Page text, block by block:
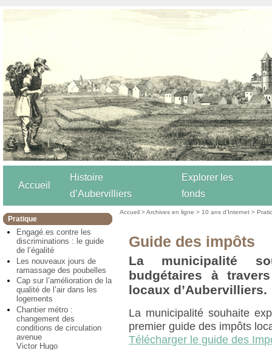
Accueil
Histoire
d’Aubervilliers
Explorer les
fonds
Pratique
Engagé.es contre les
discriminations : le guide
de l’égalité
Les nouveaux jours de
ramassage des poubelles
Cap sur l’amélioration de la
qualité de l’air dans les
logements
Chantier métro :
changement des
conditions de circulation
avenue
Victor Hugo
Accueil >Archives en ligne > 10 ans d’Internet >
Guide des impôts
La municipalité
budgétaires à
locaux d’Aubervilliers.
La municipalité souhaite
premier guide des impôts
Télécharger le guide des